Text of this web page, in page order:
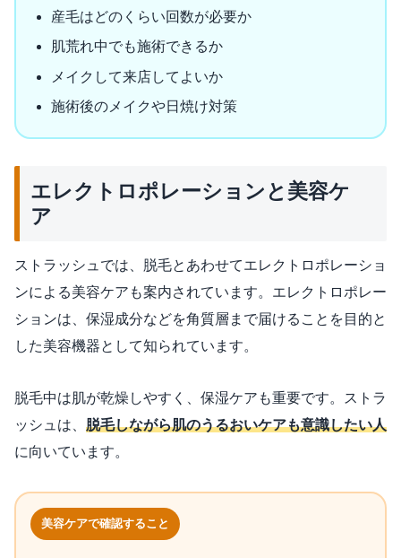
産毛はどのくらい回数が必要か
肌荒れ中でも施術できるか
メイクして来店してよいか
施術後のメイクや日焼け対策
エレクトロポレーションと美容ケ
ア
ストラッシュでは、脱毛とあわせてエレクトロポレーショ
ンによる美容ケアも案内されています。エレクトロポレー
ションは、保湿成分などを角質層まで届けることを目的と
した美容機器として知られています。
脱毛中は肌が乾燥しやすく、保湿ケアも重要です。ストラ
ッシュは、 脱毛しながら肌のうるおいケアも意識したい人
に向いています。
美容ケアで確認すること